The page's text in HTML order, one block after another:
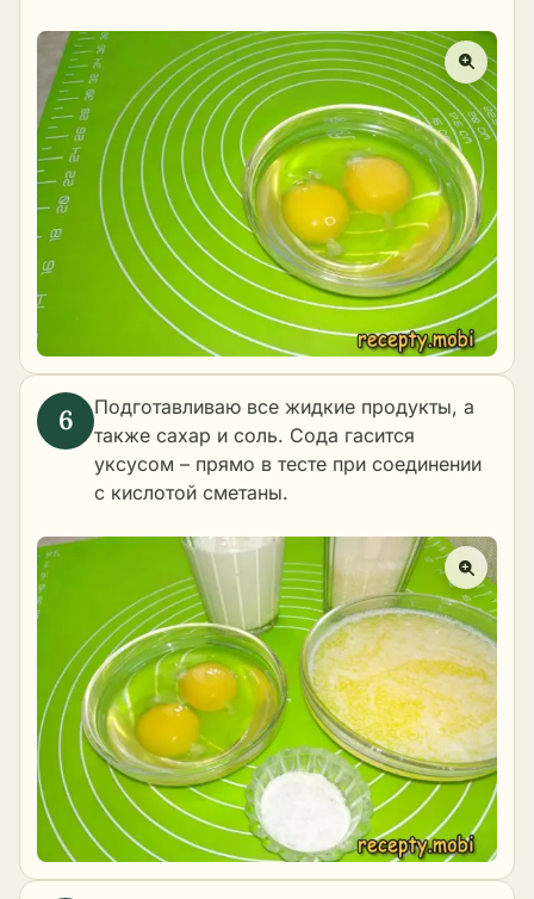
Подготавливаю все жидкие продукты, а
также сахар и соль. Сода гасится
уксусом – прямо в тесте при соединении
с кислотой сметаны.